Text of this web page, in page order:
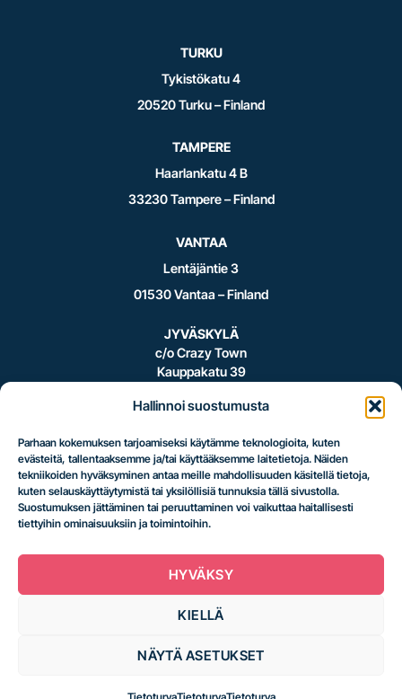
Hallinnoi suostumusta
Parhaan kokemuksen tarjoamiseksi käytämme teknologioita, kuten
evästeitä, tallentaaksemme ja/tai käyttääksemme laitetietoja. Näiden
tekniikoiden hyväksyminen antaa meille mahdollisuuden käsitellä tietoja,
kuten selauskäyttäytymistä tai yksilöllisiä tunnuksia tällä sivustolla.
Suostumuksen jättäminen tai peruuttaminen voi vaikuttaa haitallisesti
tiettyihin ominaisuuksiin ja toimintoihin.
HYVÄKSY
KIELLÄ
NÄYTÄ ASETUKSET
TURKU
Tykistökatu 4
20520 Turku – Finland
TAMPERE
Haarlankatu 4 B
33230 Tampere – Finland
VANTAA
Lentäjäntie 3
01530 Vantaa – Finland
JYVÄSKYLÄ
c/o Crazy Town
Kauppakatu 39
Logistiikan
uusi taso.